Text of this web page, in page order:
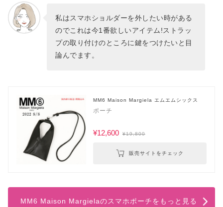
私はスマホショルダーを外したい時がある
のでこれは今1番欲しいアイテム!ストラッ
プの取り付けのところに鍵をつけたいと目
論んでます。
MM6 Maison Margiela エムエムシックス
ポーチ
¥12,600 ¥19,800
販売サイトをチェック
MM6 Maison Margielaのスマホポーチをもっと見る